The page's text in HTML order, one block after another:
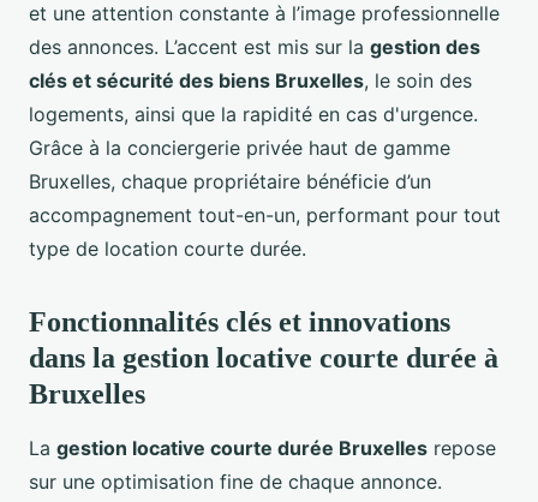
et une attention constante à l’image professionnelle
des annonces. L’accent est mis sur la gestion des
clés et sécurité des biens Bruxelles, le soin des
logements, ainsi que la rapidité en cas d'urgence.
Grâce à la conciergerie privée haut de gamme
Bruxelles, chaque propriétaire bénéficie d’un
accompagnement tout-en-un, performant pour tout
type de location courte durée.
Fonctionnalités clés et innovations
dans la gestion locative courte durée à
Bruxelles
La gestion locative courte durée Bruxelles repose
sur une optimisation fine de chaque annonce.